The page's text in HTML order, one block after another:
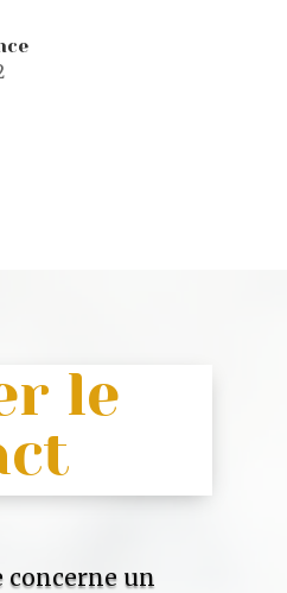
le
concerne un